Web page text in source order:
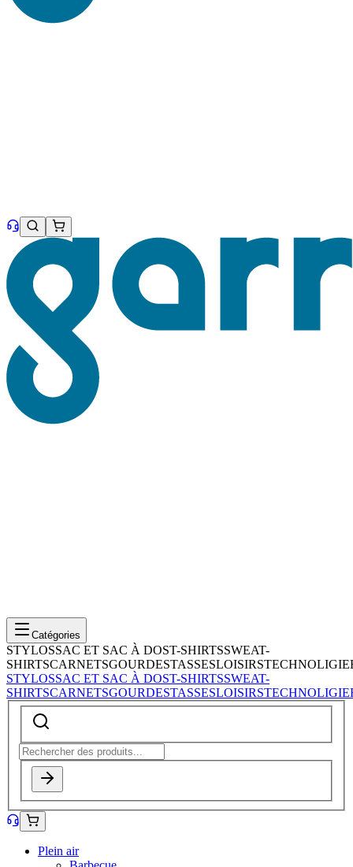
Catégories
STYLOSSAC ET SAC À DOST-SHIRTSSWEAT-
SHIRTSCARNETSGOURDESTASSESLOISIRSTECHNOLIGIE
STYLOSSAC ET SAC À DOST-SHIRTSSWEAT-
SHIRTSCARNETSGOURDESTASSESLOISIRSTECHNOLIGIE
Plein air